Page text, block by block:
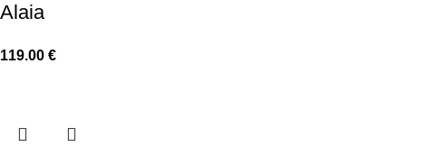
Alaia
119.00 €